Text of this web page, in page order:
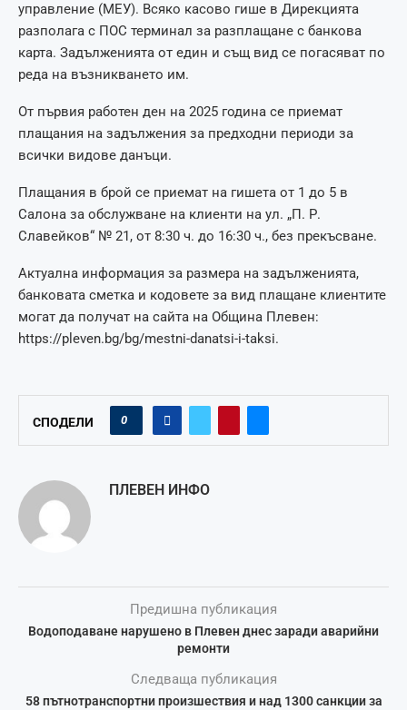
управление (МЕУ). Всяко касово гише в Дирекцията
разполага с ПОС терминал за разплащане с банкова
карта. Задълженията от един и същ вид се погасяват по
реда на възникването им.
От първия работен ден на 2025 година се приемат
плащания на задължения за предходни периоди за
всички видове данъци.
Плащания в брой се приемат на гишета от 1 до 5 в
Салона за обслужване на клиенти на ул. „П. Р.
Славейков“ № 21, от 8:30 ч. до 16:30 ч., без прекъсване.
Актуална информация за размера на задълженията,
банковата сметка и кодовете за вид плащане клиентите
могат да получат на сайта на Община Плевен:
https://pleven.bg/bg/mestni-danatsi-i-taksi.
СПОДЕЛИ 0
ПЛЕВЕН ИНФО
Предишна публикация
Водоподаване нарушено в Плевен днес заради аварийни
ремонти
Следваща публикация
58 пътнотранспортни произшествия и над 1300 санкции за